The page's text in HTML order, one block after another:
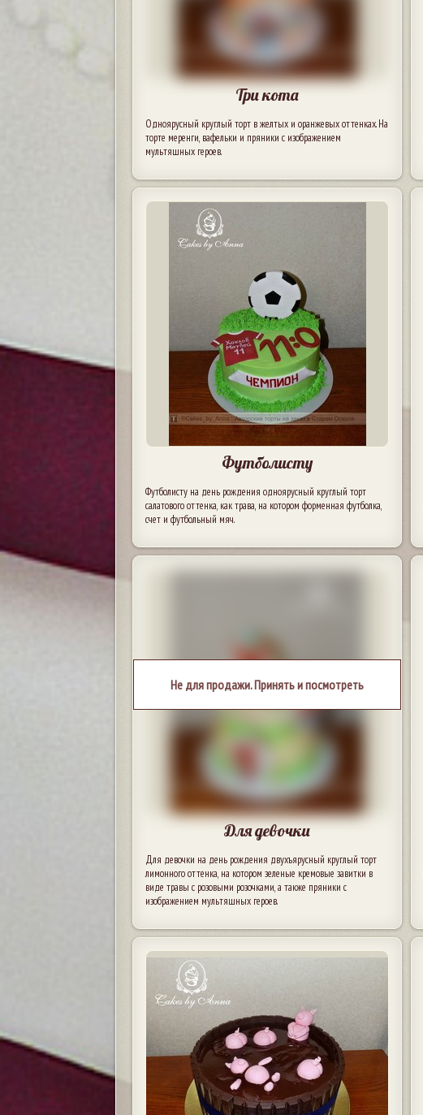
Три кота
Одноярусный круглый торт в желтых и оранжевых оттенках. На
торте меренги, вафельки и пряники с изображением
мультяшных героев.
Футболисту
Футболисту на день рождения одноярусный круглый торт
салатового оттенка, как трава, на котором форменная футболка,
счет и футбольный мяч.
Не для продажи. Принять и посмотреть
Для девочки
Для девочки на день рождения двухъярусный круглый торт
лимонного оттенка, на котором зеленые кремовые завитки в
виде травы с розовыми розочками, а также пряники с
изображением мультяшных героев.